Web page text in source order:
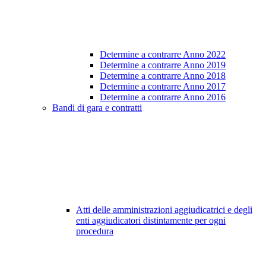
Determine a contrarre Anno 2022
Determine a contrarre Anno 2019
Determine a contrarre Anno 2018
Determine a contrarre Anno 2017
Determine a contrarre Anno 2016
Bandi di gara e contratti
Atti delle amministrazioni aggiudicatrici e degli
enti aggiudicatori distintamente per ogni
procedura